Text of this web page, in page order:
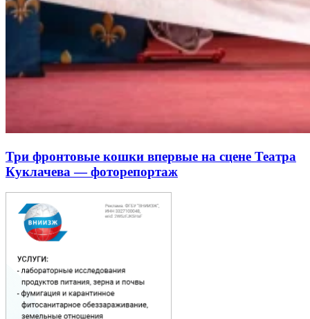
Три фронтовые кошки впервые на сцене Театра
Куклачева — фоторепортаж